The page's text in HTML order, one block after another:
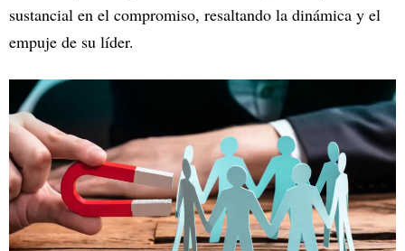
sustancial en el compromiso, resaltando la dinámica y el
empuje de su líder.